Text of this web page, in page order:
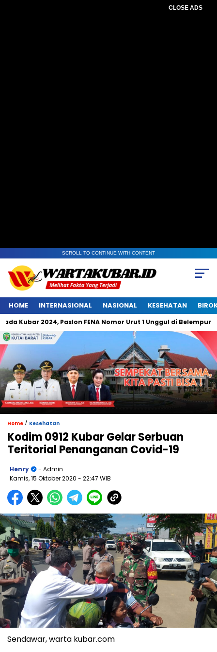
CLOSE ADS
SCROLL TO CONTINUE WITH CONTENT
HOME INTERNASIONAL NASIONAL KESEHATAN
2024, Paslon FENA Nomor Urut 1 Unggul di Belempung Ulaq
Home / Kesehatan
Kodim 0912 Kubar Gelar Serbuan
Teritorial Penanganan Covid-19
Henry
- Admin
Kamis, 15 Oktober 2020 - 22:47 WIB
Sendawar, warta kubar.com